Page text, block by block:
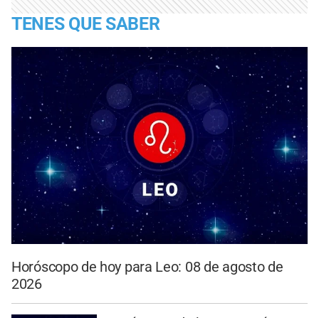
TENES QUE SABER
Horóscopo de hoy para Leo: 08 de agosto de
2026